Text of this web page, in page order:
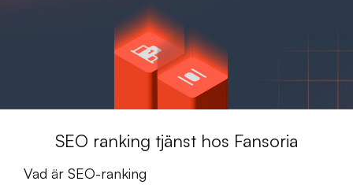
SEO ranking tjänst hos Fansoria
Vad är SEO-ranking